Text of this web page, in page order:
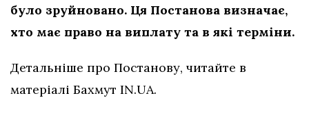
було зруйновано. Ця Постанова визначає,
хто має право на виплату та в які терміни.
Детальніше про Постанову, читайте в
матеріалі Бахмут IN.UA.